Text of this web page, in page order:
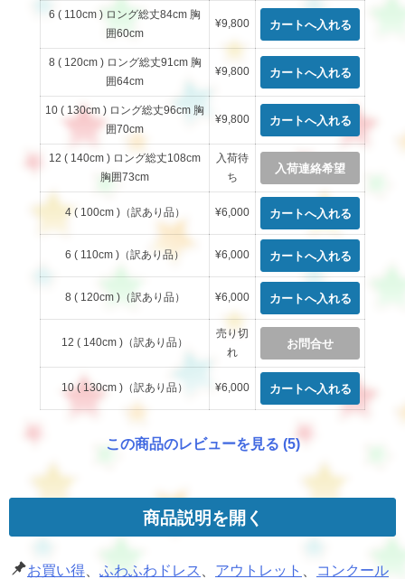
6 ( 110cm ) ロング総丈84cm 胸
囲60cm
¥9,800
8 ( 120cm ) ロング総丈91cm 胸
囲64cm
¥9,800
10 ( 130cm ) ロング総丈96cm 胸
囲70cm
¥9,800
12 ( 140cm ) ロング総丈108cm
胸囲73cm
入荷待
ち
入荷連絡希望
4 ( 100cm )（訳あり品） ¥6,000
6 ( 110cm )（訳あり品） ¥6,000
8 ( 120cm )（訳あり品） ¥6,000
12 ( 140cm )（訳あり品）
売り切
れ
お問合せ
10 ( 130cm )（訳あり品） ¥6,000
この商品のレビューを見る (5)
商品説明を開く
お買い得 ふわふわドレス アウトレット
コンクール